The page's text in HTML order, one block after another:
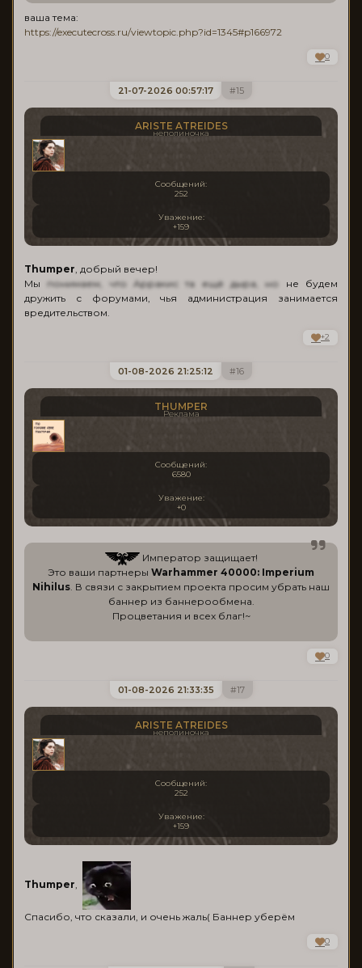
ваша тема:
https://executecross.ru/viewtopic.php?id=1345#p166972
0
15
21-07-2026 00:57:17
ARISTE ATREIDES
неполиночка
Сообщений:
252
Уважение:
+159
Thumper , добрый вечер!
Мы понимаем, что Арракис та ещё дыра, но не будем
дружить с форумами, чья администрация занимается
вредительством.
+2
16
01-08-2026 21:25:12
THUMPER
Реклама
Сообщений:
6580
Уважение:
+0
Император защищает!
Это ваши партнеры Warhammer 40000: Imperium
Nihilus . В связи с закрытием проекта просим убрать наш
баннер из баннерообмена.
Процветания и всех благ!~
0
17
01-08-2026 21:33:35
ARISTE ATREIDES
неполиночка
Сообщений:
252
Уважение:
+159
Thumper
Спасибо, что сказали, и очень жаль( Баннер уберём
0